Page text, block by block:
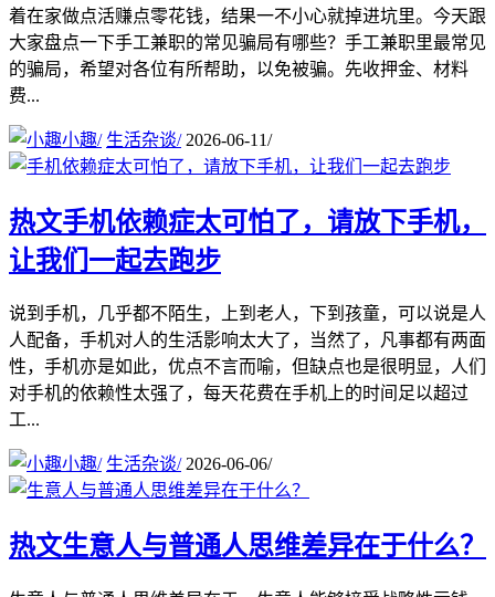
着在家做点活赚点零花钱，结果一不小心就掉进坑里。今天跟
大家盘点一下手工兼职的常见骗局有哪些？手工兼职里最常见
的骗局，希望对各位有所帮助，以免被骗。先收押金、材料
费...
小趣/ 生活杂谈/ 2026-06-11/
热文手机依赖症太可怕了，请放下手机，
让我们一起去跑步
说到手机，几乎都不陌生，上到老人，下到孩童，可以说是人
人配备，手机对人的生活影响太大了，当然了，凡事都有两面
性，手机亦是如此，优点不言而喻，但缺点也是很明显，人们
对手机的依赖性太强了，每天花费在手机上的时间足以超过
工...
小趣/ 生活杂谈/ 2026-06-06/
热文生意人与普通人思维差异在于什么？